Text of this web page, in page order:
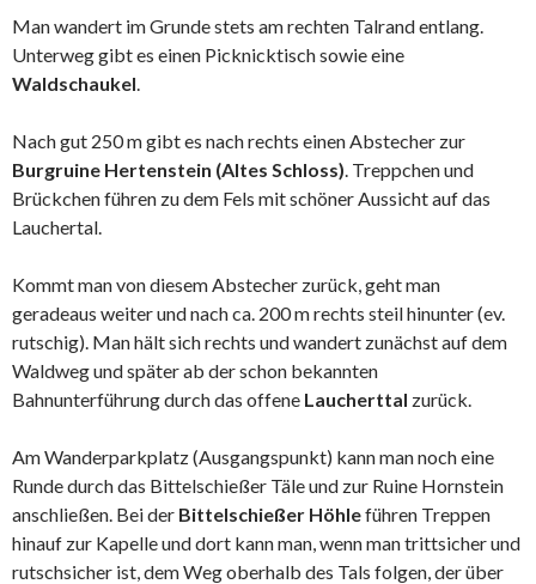
Man wandert im Grunde stets am rechten Talrand entlang.
Unterweg gibt es einen Picknicktisch sowie eine
Waldschaukel.
Nach gut 250 m gibt es nach rechts einen Abstecher zur
Burgruine Hertenstein (Altes Schloss). Treppchen und
Brückchen führen zu dem Fels mit schöner Aussicht auf das
Lauchertal.
Kommt man von diesem Abstecher zurück, geht man
geradeaus weiter und nach ca. 200 m rechts steil hinunter (ev.
rutschig). Man hält sich rechts und wandert zunächst auf dem
Waldweg und später ab der schon bekannten
Bahnunterführung durch das offene Laucherttal zurück.
Am Wanderparkplatz (Ausgangspunkt) kann man noch eine
Runde durch das Bittelschießer Täle und zur Ruine Hornstein
anschließen. Bei der Bittelschießer Höhleführen Treppen
hinauf zur Kapelle und dort kann man, wenn man trittsicher und
rutschsicher ist, dem Weg oberhalb des Tals folgen, der über